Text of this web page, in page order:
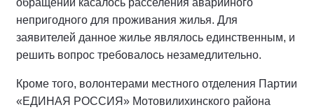
обращений касалось расселения аварийного
непригодного для проживания жилья. Для
заявителей данное жилье являлось единственным, и
решить вопрос требовалось незамедлительно.
Кроме того, волонтерами местного отделения Партии
«ЕДИНАЯ РОССИЯ» Мотовилихинского района